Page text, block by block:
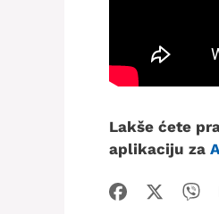
Lakše ćete
aplikaciju za